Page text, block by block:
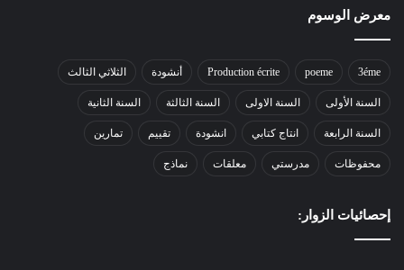
معرض الوسوم
3éme
poeme
Production écrite أنشودة الثلاثي الثالث
السنة الأولى السنة الاولى السنة الثالثة السنة الثانية
السنة الرابعة انتاج كتابي انشودة تقييم تمارين
محفوظات مدرستي معلقات نماذج
إحصائيات الزوار: